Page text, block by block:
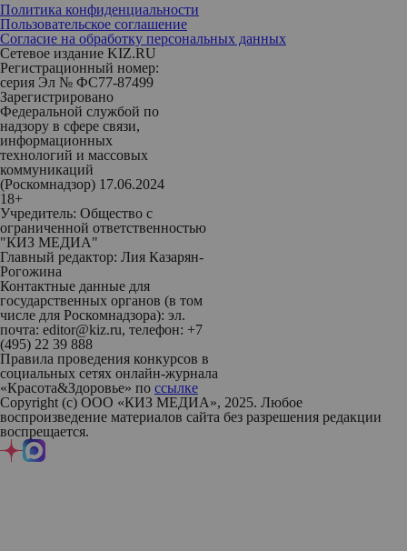
Политика конфиденциальности
Пользовательское соглашение
Согласие на обработку персональных данных
Сетевое издание KIZ.RU
Регистрационный номер:
серия Эл № ФС77-87499
Зарегистрировано
Федеральной службой по
надзору в сфере связи,
информационных
технологий и массовых
коммуникаций
(Роскомнадзор) 17.06.2024
18+
Учредитель: Общество с
ограниченной ответственностью
"КИЗ МЕДИА"
Главный редактор: Лия Казарян-
Рогожина
Контактные данные для
государственных органов (в том
числе для Роскомнадзора): эл.
почта: editor@kiz.ru, телефон: +7
(495) 22 39 888
Правила проведения конкурсов в
социальных сетях онлайн-журнала
«Красота&Здоровье» по ссылке
Copyright (с) ООО «КИЗ МЕДИА», 2025. Любое
воспроизведение материалов сайта без разрешения редакции
воспрещается.